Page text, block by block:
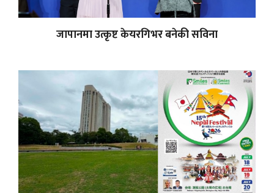
जापानमा उत्कृष्ट केयरगिभर बनेकी सविना